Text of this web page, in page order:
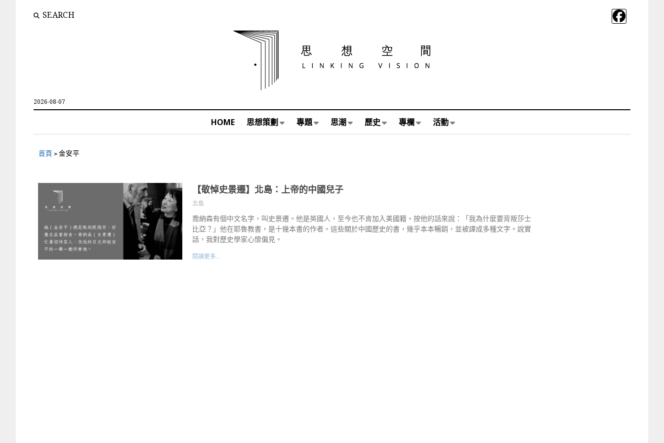
SEARCH
2026-08-07
HOME 思想策劃 專題 思潮 歷史 專欄 活動
首頁 >金安平
【敬悼史景遷】北島：上帝的中國兒子
北島
喬納森有個中文名字，叫史景遷。他是英國人，至今也不肯加入美國籍。按他的話來說：「我為什麼要背叛莎士
比亞？」他在耶魯教書，是十幾本書的作者。這些關於中國歷史的書，幾乎本本暢銷，並被譯成多種文字。說實
話，我對歷史學家心懷偏見。
閱讀更多...